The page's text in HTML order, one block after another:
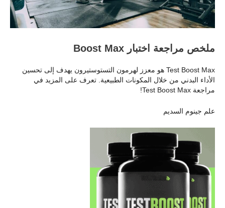
ملخص مراجعة اختبار Boost Max
Test Boost Max هو معزز لهرمون التستوستيرون يهدف إلى تحسين
الأداء البدني من خلال المكونات الطبيعية. تعرف على المزيد في
مراجعة Test Boost Max!
علم جينوم السديم